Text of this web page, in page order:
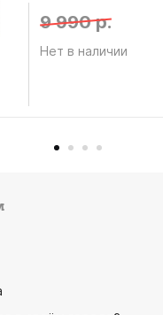
9 990 р.
Нет в наличии